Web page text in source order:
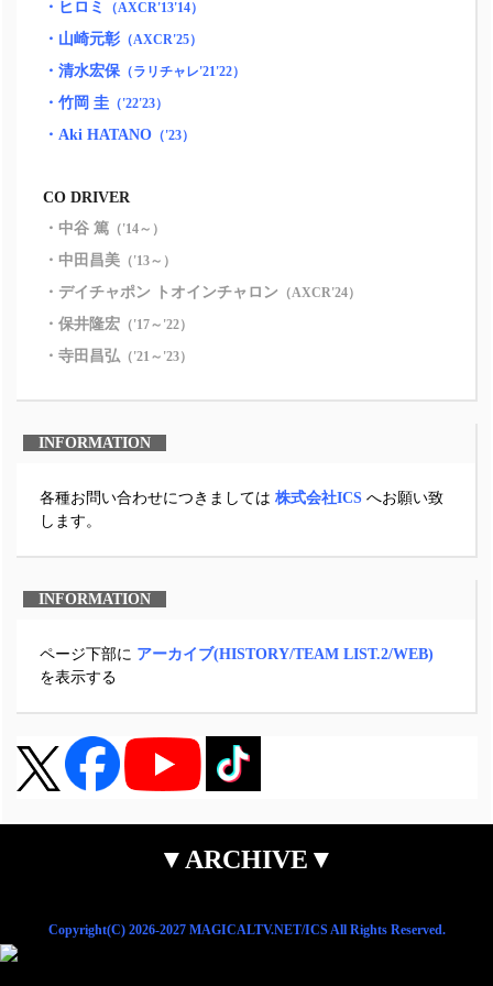
・ヒロミ （AXCR'13'14）
・山崎元彰（AXCR'25）
・清水宏保（ラリチャレ'21'22）
・竹岡 圭（'22'23）
・Aki HATANO（'23）
CO DRIVER
・中谷 篤（'14～）
・中田昌美（'13～）
・デイチャポン トオインチャロン （AXCR'24）
・保井隆宏（'17～'22）
・寺田昌弘（'21～'23）
INFORMATION
各種お問い合わせにつきましては 株式会社ICSへお願い致
します。
INFORMATION
ページ下部に アーカイブ(HISTORY/TEAM LIST.2/WEB)
を表示する
▼ARCHIVE▼
Copyright(C) 2026-2027 MAGICALTV.NET/ICS All Rights Reserved.